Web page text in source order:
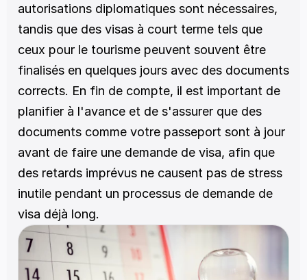
autorisations diplomatiques sont nécessaires,
tandis que des visas à court terme tels que
ceux pour le tourisme peuvent souvent être
finalisés en quelques jours avec des documents
corrects. En fin de compte, il est important de
planifier à l'avance et de s'assurer que des
documents comme votre passeport sont à jour
avant de faire une demande de visa, afin que
des retards imprévus ne causent pas de stress
inutile pendant un processus de demande de
visa déjà long.